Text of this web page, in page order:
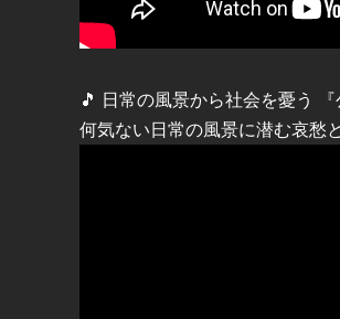
🎵 日常の風景から社会を憂う
何気ない日常の風景に潜む哀愁